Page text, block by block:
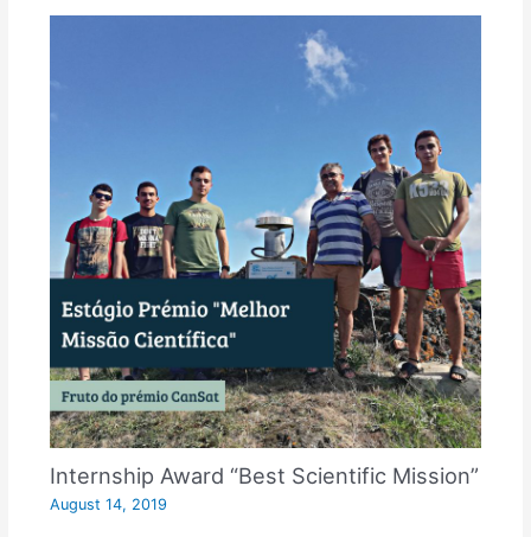
Internship Award “Best Scientific Mission”
August 14, 2019